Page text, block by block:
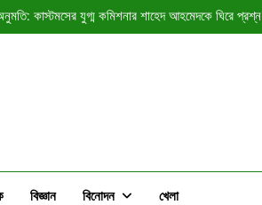
চট্টগ্রাম কাস্টমস্ নিলাম সেল নিয়ে অনুসন্ধানে ফলোআপ নিউজ
অনুমতি: কাস্টমসের যুগ্ম কমিশনার শাহেদ আহমেদকে ঘিরে প্রশ্ন
দেশের এলিট শ্রেণি কি বৈশ্বিক স্বার্থের বাহক হয়ে
কাস্টমসের যুগ্ম কমিশনার শাহেদ আহমেদকে ঘিরে প্রশ্ন
দেশের এলিট শ্রেণি কি বৈশ্বিক স্বার্থের বাহক হয়ে
কমিশনার পদে পদোন্নতি, বদলি কাস্টমস গোয়েন্দা ও তদন্ত
বিজ্ঞান বিনোদন খেলা